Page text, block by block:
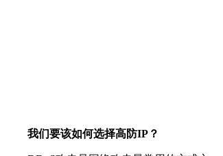
我们要该如何选择高防IP？